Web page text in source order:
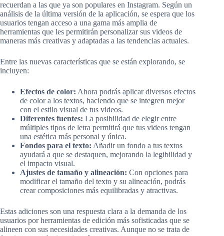
recuerdan a las que ya son populares en Instagram. Según un
análisis de la última versión de la aplicación, se espera que los
usuarios tengan acceso a una gama más amplia de
herramientas que les permitirán personalizar sus videos de
maneras más creativas y adaptadas a las tendencias actuales.
Entre las nuevas características que se están explorando, se
incluyen:
Efectos de color: Ahora podrás aplicar diversos efectos
de color a los textos, haciendo que se integren mejor
con el estilo visual de tus videos.
Diferentes fuentes: La posibilidad de elegir entre
múltiples tipos de letra permitirá que tus videos tengan
una estética más personal y única.
Fondos para el texto: Añadir un fondo a tus textos
ayudará a que se destaquen, mejorando la legibilidad y
el impacto visual.
Ajustes de tamaño y alineación: Con opciones para
modificar el tamaño del texto y su alineación, podrás
crear composiciones más equilibradas y atractivas.
Estas adiciones son una respuesta clara a la demanda de los
usuarios por herramientas de edición más sofisticadas que se
alineen con sus necesidades creativas. Aunque no se trata de